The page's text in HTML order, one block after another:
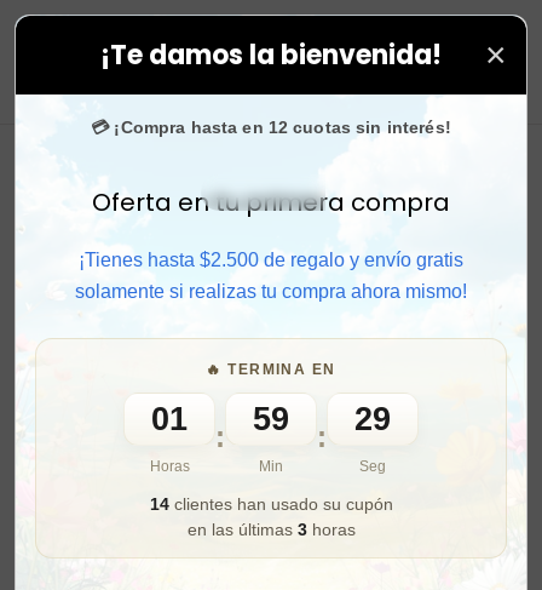
¡Te damos la bienvenida! ×
💳 ¡Compra hasta en 12 cuotas sin interés!
Activar sonido
Oferta en tu primera compra
¡Tienes hasta $2.500 de regalo y envío gratis
solamente si realizas tu compra ahora mismo!
🔥 TERMINA EN
01
Horas
: 59
Min
:
27
Seg
14clientes han usado su cupón
en las últimas 3horas
nosotros.